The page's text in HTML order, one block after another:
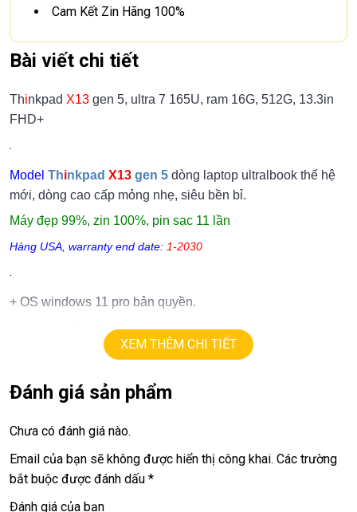
Cam Kết Zin Hãng 100%
Bài viết chi tiết
Thinkpad X13 gen 5, ultra 7 165U, ram 16G, 512G, 13.3in
FHD+
.
Model Thinkpad X13 gen 5 dòng laptop ultralbook thế hệ
mới, dòng cao cấp mỏng nhẹ, siêu bền bỉ.
Máy đẹp 99%, zin 100%, pin sạc 11 lần
Hàng USA, warranty end date: 1-2030
.
+ OS windows 11 pro bản quyền.
ultra 7 165U.
13.3in FHD+, touch
+ Vga intel Iris Xe Graphics
+ Usb 3.0, webcam,usb type C, hdmi…
+ Pin > 100%, sạc 11 lần.
+ Finger ID, Face ID
XEM THÊM CHI TIẾT
Đánh giá sản phẩm
Chưa có đánh giá nào.
Email của bạn sẽ không được hiển thị công khai. Các trường
bắt buộc được đánh dấu *
Đánh giá của bạn